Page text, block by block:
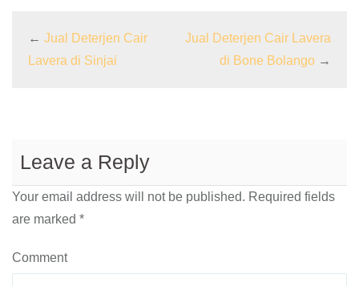
← Jual Deterjen Cair
Lavera di Sinjai
Jual Deterjen Cair Lavera
di Bone Bolango →
Leave a Reply
Your email address will not be published. Required fields
are marked *
Comment